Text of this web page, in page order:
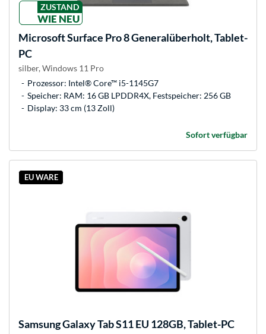
ZUSTAND
WIE NEU
MicrosoftSurface Pro 8 Generalüberholt, Tablet-
PC
silber, Windows 11 Pro
Prozessor: Intel® Core™ i5-1145G7
Speicher: RAM: 16 GB LPDDR4X, Festspeicher: 256 GB
Display: 33 cm (13 Zoll)
Sofort verfügbar
EU WARE
SamsungGalaxy Tab S11 EU 128GB, Tablet-PC